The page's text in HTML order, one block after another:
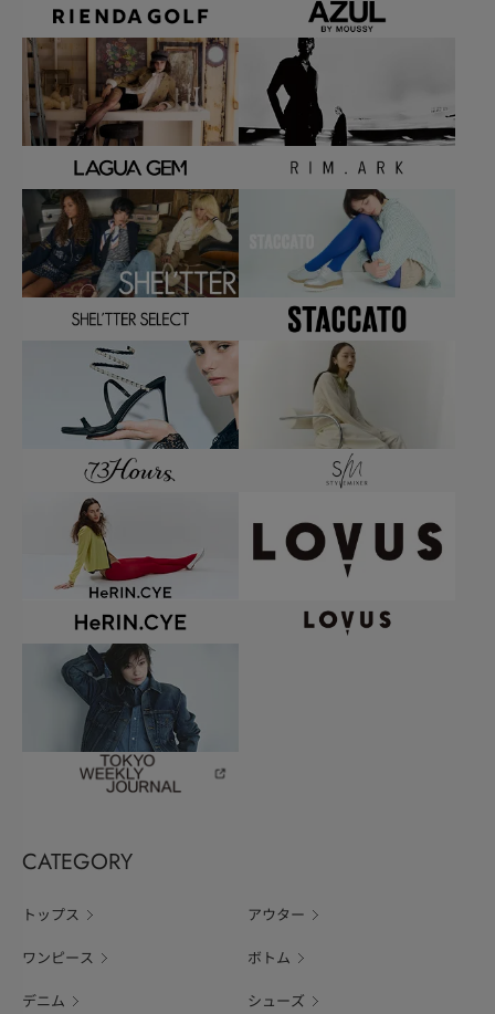
CATEGORY
トップス アウター
ワンピース ボトム
デニム シューズ